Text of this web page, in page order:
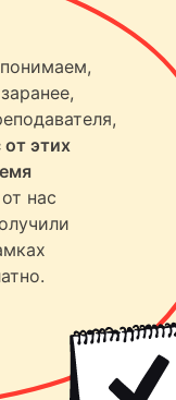
этих
нас